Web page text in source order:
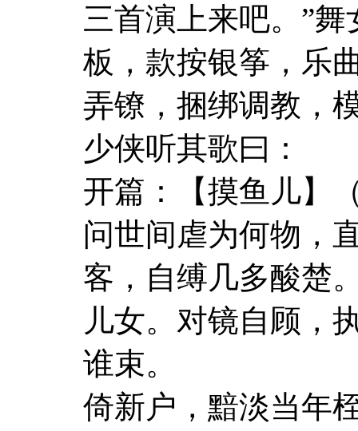
三首演上来吧。”
板，款按银筝，乐
弄镣，捆绑调教，
少侠听其歌曰：
开篇：【摸鱼儿】
问世间虐为何物，
客，自缚几多酸楚
儿女。对镜自顾，
谁束。
倚新户，黯淡当年